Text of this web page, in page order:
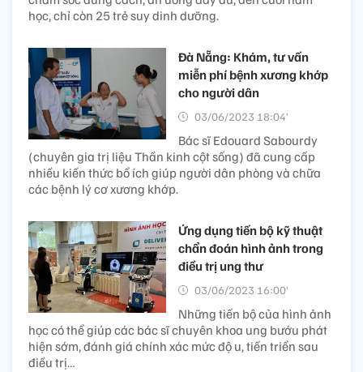
học, chỉ còn 25 trẻ suy dinh dưỡng.
Đà Nẵng: Khám, tư vấn
miễn phí bệnh xương khớp
cho người dân
03/06/2023 18:04’
Bác sĩ Edouard Sabourdy
(chuyên gia trị liệu Thần kinh cột sống) đã cung cấp
nhiều kiến thức bổ ích giúp người dân phòng và chữa
các bệnh lý cơ xương khớp.
Ứng dụng tiến bộ kỹ thuật
chẩn đoán hình ảnh trong
điều trị ung thư
03/06/2023 16:00’
Những tiến bộ của hình ảnh
học có thể giúp các bác sĩ chuyên khoa ung bướu phát
hiện sớm, đánh giá chính xác mức độ u, tiến triển sau
điều trị…